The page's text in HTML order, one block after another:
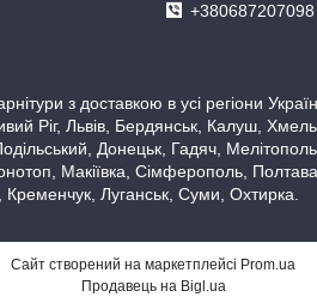
+380687207098
з доставкою в усі регіони
Ріг, Львів, Бердянськ, Калуш,
Донецьк, Гадяч,
Макіївка, Сімферополь,
Луганськ, Суми, Охтирка.
Сайт створений на маркетплейсі Prom.ua
Продавець на Bigl.ua